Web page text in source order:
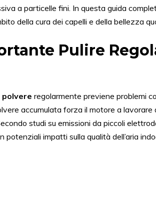
a particelle fini. In questa guida
della cura dei capelli e della bellezza
Pulire
polvere regolarmente previene problemi
accumulata forza il motore a
studi su emissioni da piccoli
potenziali impatti sulla qualità dell’aria